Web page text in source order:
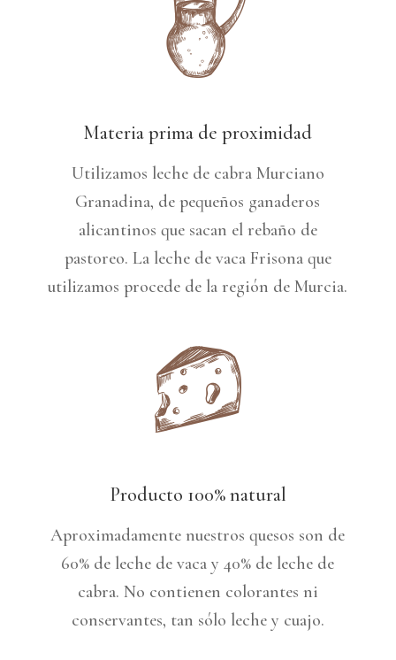
Materia prima de proximidad
Utilizamos leche de cabra Murciano
Granadina, de pequeños ganaderos
alicantinos que sacan el rebaño de
pastoreo. La leche de vaca Frisona que
utilizamos procede de la región de Murcia.
Producto 100% natural
Aproximadamente nuestros quesos son de
60% de leche de vaca y 40% de leche de
cabra. No contienen colorantes ni
conservantes, tan sólo leche y cuajo.